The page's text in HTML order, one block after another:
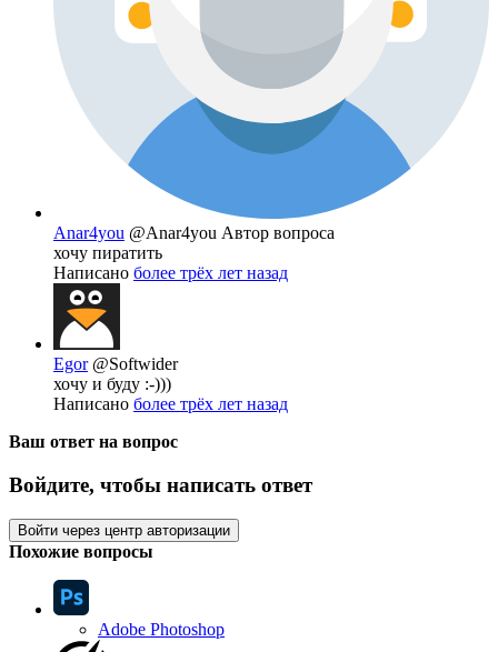
Anar4you @Anar4you Автор вопроса
хочу пиратить
Написано более трёх лет назад
Egor @Softwider
хочу и буду :-)))
Написано более трёх лет назад
Ваш ответ на вопрос
Войдите, чтобы написать ответ
Войти через центр авторизации
Похожие вопросы
Adobe Photoshop